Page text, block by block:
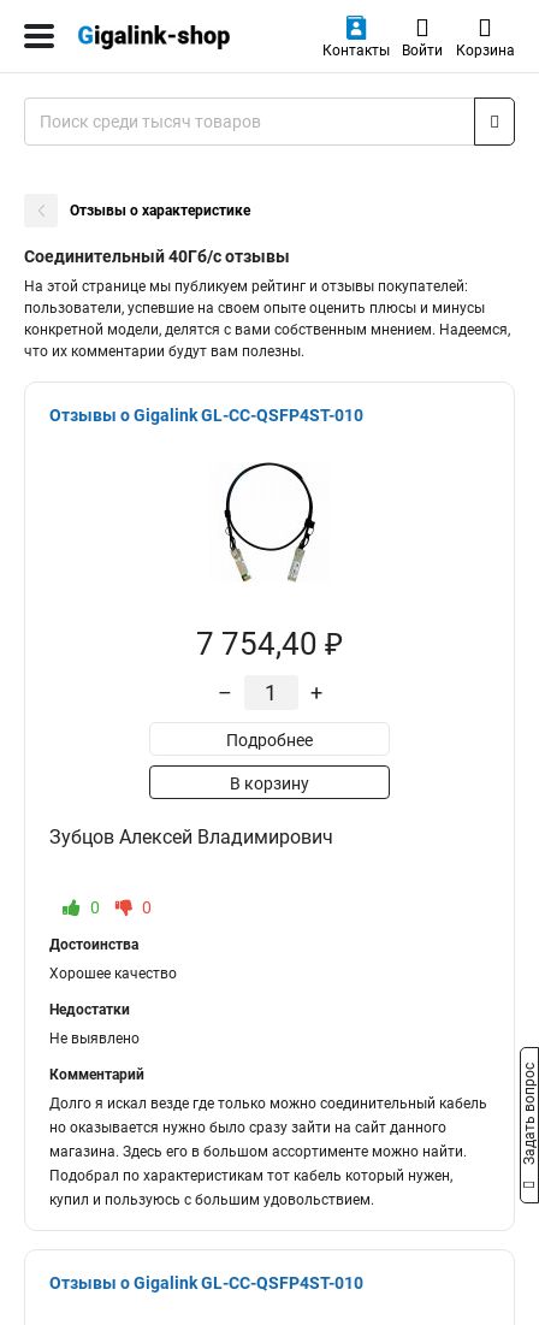
Контакты Войти Корзина
Отзывы о характеристике
Соединительный 40Гб/с отзывы
На этой странице мы публикуем рейтинг и отзывы покупателей:
пользователи, успевшие на своем опыте оценить плюсы и минусы
конкретной модели, делятся с вами собственным мнением. Надеемся,
что их комментарии будут вам полезны.
Отзывы о Gigalink GL-CC-QSFP4ST-010
7 754,40 ₽
– +
Подробнее
В корзину
Зубцов Алексей Владимирович
0 0
Достоинства
Хорошее качество
Недостатки
Не выявлено
Комментарий
Долго я искал везде где только можно соединительный кабель
но оказывается нужно было сразу зайти на сайт данного
магазина. Здесь его в большом ассортименте можно найти.
Подобрал по характеристикам тот кабель который нужен,
купил и пользуюсь с большим удовольствием.
Отзывы о Gigalink GL-CC-QSFP4ST-010
Задать вопрос